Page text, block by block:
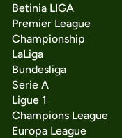
Betinia LIGA
Premier League
Championship
LaLiga
Bundesliga
Serie A
Ligue 1
Champions League
Europa League